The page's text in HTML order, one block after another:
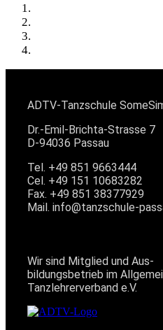
ADTV-Tanzschule
Dr.-Emil-Brichta-Strasse 7
D-94036 Passau
Tel. +49 851 9663444
Cel. +49 151 10683282
Fax. +49 851 38377929
Mail. info@tanzschule-
Wir sind Mitglied und Aus-
bildungsbetrieb im
Tanzlehrerverband e.V.